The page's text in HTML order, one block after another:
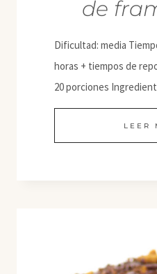
de
Dificultad: media
horas + tiempos de
20 porciones
LEER